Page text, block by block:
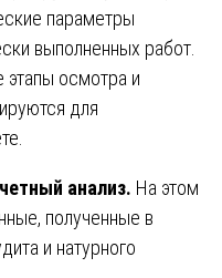
параметры
выполненных работ.
этапы осмотра и
для
анализ. На этом
полученные в
и натурного